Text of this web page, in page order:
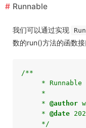
Runnable
我们可以通过实现
数的run()方法的函数接
/**
     * Runnable
     *
     *
@author
     *
@date
     */